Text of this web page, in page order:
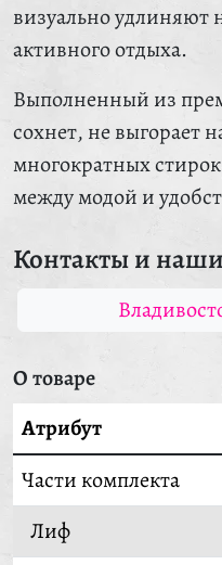
визуально удлиняют
активного отдыха.
Выполненный из
сохнет, не выгорает
многократных
между модой и
Контакты и
О товаре
Атрибут
Части комплекта
Лиф